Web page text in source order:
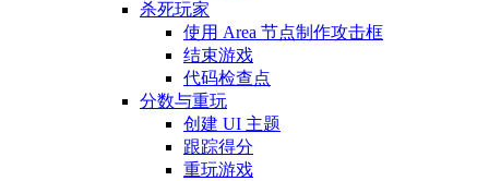
杀死玩家
使用 Area 节点制作攻击框
结束游戏
代码检查点
分数与重玩
创建 UI 主题
跟踪得分
重玩游戏